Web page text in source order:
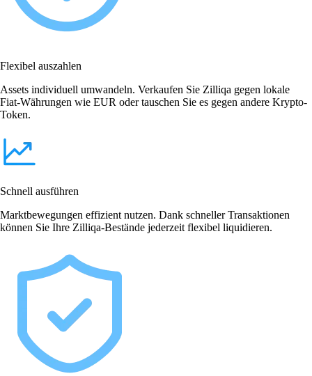
Flexibel auszahlen
Assets individuell umwandeln. Verkaufen Sie Zilliqa gegen lokale
Fiat-Währungen wie EUR oder tauschen Sie es gegen andere Krypto-
Token.
Schnell ausführen
Marktbewegungen effizient nutzen. Dank schneller Transaktionen
können Sie Ihre Zilliqa-Bestände jederzeit flexibel liquidieren.